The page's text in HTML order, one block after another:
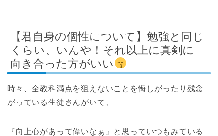
【君自身の個性について】勉強と同じ
くらい、いんや！それ以上に真剣に
向き合った方がいい
時々、全教科満点を狙えないことを悔しがったり残念
がっている生徒さんがいて、
『向上心があって偉いなぁ』と思っていつもみている